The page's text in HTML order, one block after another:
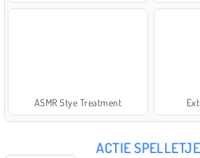
ASMR Stye Treatment
ACTIE